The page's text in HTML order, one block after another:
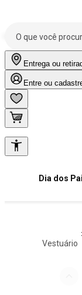
Entrega ou
Entre ou
Dia dos
vestuário